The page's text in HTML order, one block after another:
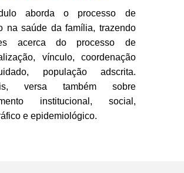
aborda o processo de
na saúde da família, trazendo
acerca do processo de
vínculo, coordenação
população adscrita.
versa também sobre
institucional, social,
e epidemiológico.